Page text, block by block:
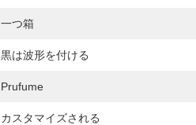
一つ箱
黒は波形を付ける
Prufume
カスタマイズされる